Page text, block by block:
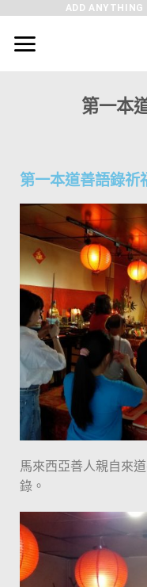
ADD ANYTHING
第一本
第一本道善語錄祈
馬來西亞善人親自來
錄。